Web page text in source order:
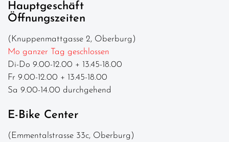
Hauptgeschäft
Öffnungszeiten
(Knuppenmattgasse 2, Oberburg)
Mo ganzer Tag geschlossen
Di-Do 9.00-12.00 + 13.45-18.00
Fr 9.00-12.00 + 13.45-18.00
Sa 9.00-14.00 durchgehend
E-Bike Center
(Emmentalstrasse 33c, Oberburg)